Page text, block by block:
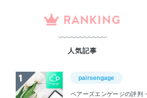
RANKING
人気記事
pairsengage
ペアーズエンゲージの評判・